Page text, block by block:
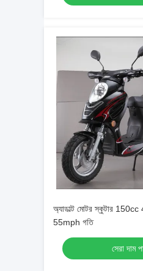
অ্যাডাল্ট মোটর স্কুটার 150cc
55mph গতি
সেরা দাম